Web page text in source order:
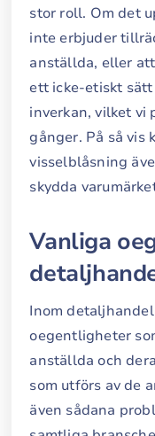
stor roll. Om det
inte erbjuder
anställda, eller
ett icke-etiskt
inverkan, vilket
gånger. På så vis
visselblåsning
skydda
Vanliga
Inom
oegentligheter
anställda och
som utförs av de
även sådana